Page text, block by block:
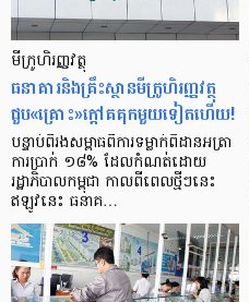
មីក្រូ​ហិរញ្ញវត្ថុ
ធនាគារ​និង​គ្រឹះស្ថាន​មីក្រូ​ហិរញ្ញវត្ថុ​
ជួប«គ្រោះ»ក្តៅ​គគុក​មួយ​ទៀត​ហើយ!
បន្ទាប់​ពី​រង​សម្ពាធ​​ពី​ការ​ទម្លាក់​ពិដាន​អត្រា​
ការ​ប្រាក់ ១៨​% ដែល​កំណត់​ដោយ​
រដ្ឋាភិបាល​កម្ពុជា កាល​ពី​ពេល​ថ្មីៗ​នេះ
ឥឡូវ​នេះ ធនាគ…